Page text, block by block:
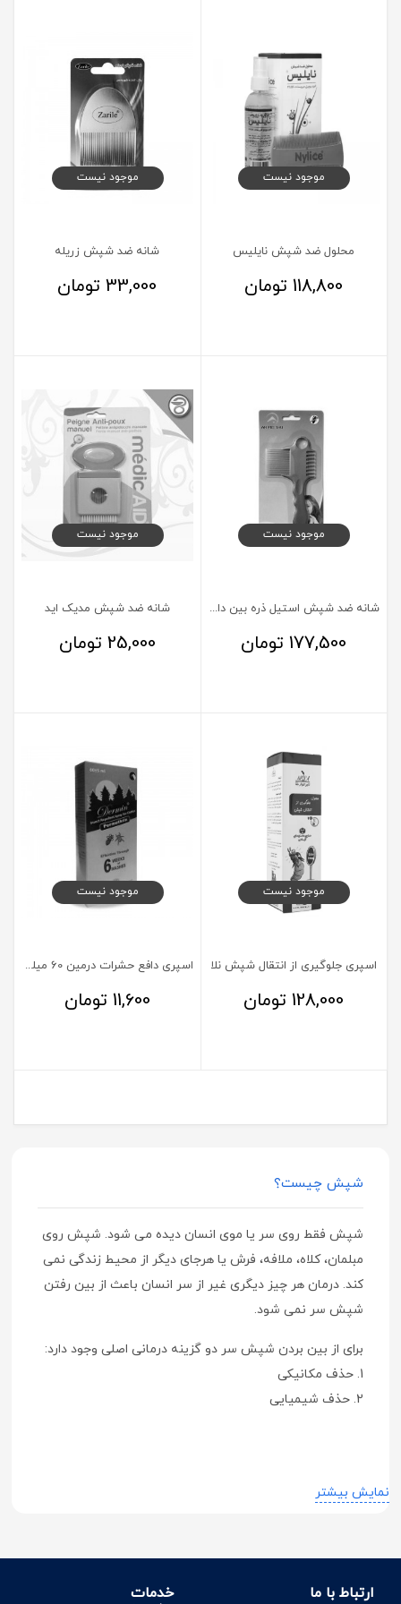
موجود نیست
محلول ضد شپش نایلیس
118,800 تومان
موجود نیست
شانه ضد شپش زریله
33,000تومان
موجود نیست
شانه ضد شپش استیل ذره بین دار نیت کامب
177,500 تومان
موجود نیست
شانه ضد شپش مدیک اید
25,000 تومان
موجود نیست
اسپری جلوگیری از انتقال شپش نلا
128,000 تومان
موجود نیست
اسپری دافع حشرات درمین 60 میلی لیتر
11,600 تومان
شپش چیست؟
شپش فقط روی سر یا موی انسان دیده می شود. شپش روی
مبلمان، کلاه، ملافه، فرش یا هرجای دیگر از محیط زندگی نمی
کند. درمان هر چیز دیگری غیر از سر انسان باعث از بین رفتن
شپش سر نمی شود.
برای از بین بردن شپش سر دو گزینه درمانی اصلی وجود دارد:
1. حذف مکانیکی
2. حذف شیمیایی
2. شانه شپش فلزی دندانه ای خوب
نمایش بیشتر
ارتباط با ما
خدمات